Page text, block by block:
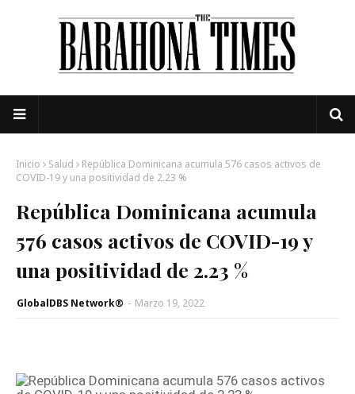
Inicio Salud
República Dominicana acumula 576 casos activos de
COVID-19 y una positividad de 2.23 %
República Dominicana acumula
576 casos activos de COVID-19 y
una positividad de 2.23 %
GlobalDBS Network® - Marzo 19, 2022